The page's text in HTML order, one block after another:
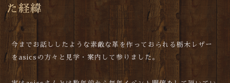
た経緯
今までお話ししたような素敵な革を作っておられる栃木レザー
をasicsの方々と見学・案内して参りました。